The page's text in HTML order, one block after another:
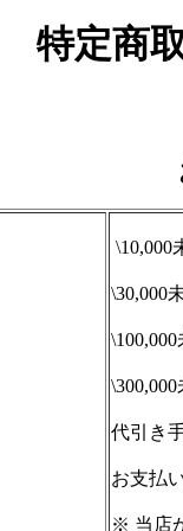
特定商
\10,000
\30,000
代引き
お支払
※ 当店